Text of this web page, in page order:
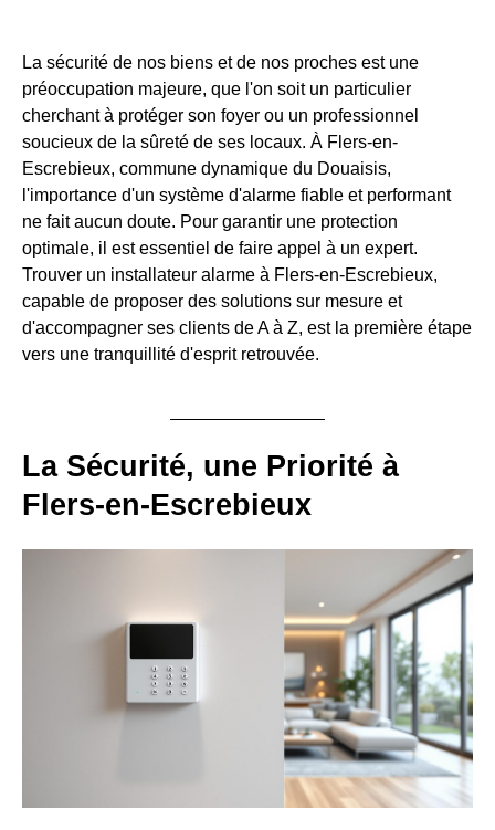
La sécurité de nos biens et de nos proches est une
préoccupation majeure, que l'on soit un particulier
cherchant à protéger son foyer ou un professionnel
soucieux de la sûreté de ses locaux. À Flers-en-
Escrebieux, commune dynamique du Douaisis,
l'importance d'un système d'alarme fiable et performant
ne fait aucun doute. Pour garantir une protection
optimale, il est essentiel de faire appel à un expert.
Trouver un installateur alarme à Flers-en-Escrebieux,
capable de proposer des solutions sur mesure et
d'accompagner ses clients de A à Z, est la première étape
vers une tranquillité d'esprit retrouvée.
La Sécurité, une Priorité à
Flers-en-Escrebieux